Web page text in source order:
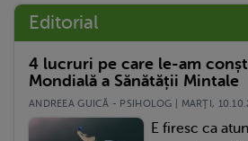
Editorial
4 lucruri pe care le-am
Mondială a Sănătății Mintale
ANDREEA GUICĂ - PSIHOLOG | MARŢI,
E firesc ca